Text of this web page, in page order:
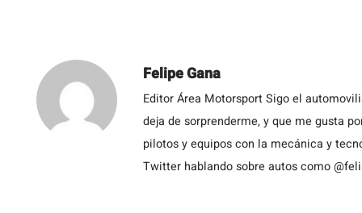
Felipe Gana
Editor Área Motorsport Sigo el
deja de sorprenderme, y que me gusta
pilotos y equipos con la mecánica y
Twitter hablando sobre autos como